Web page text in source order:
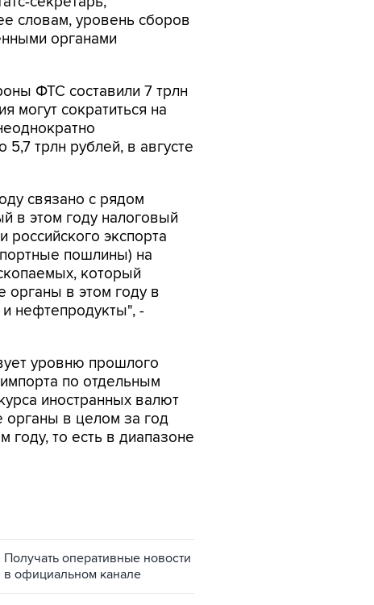
словам, уровень сборов
органами
ФТС составили 7 трлн
могут сократиться на
трлн рублей, в августе
связано с рядом
в этом году налоговый
экспорта
пошлины) на
который
органы в этом году в
нефтепродукты", -
уровню прошлого
по отдельным
иностранных валют
в целом за год
году, то есть в диапазоне
Получать оперативные новости
в официальном канале